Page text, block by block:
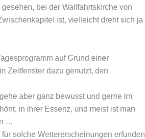
bei der Wallfahrtskirche von
ist, vielleicht dreht sich ja
auf Grund einer
Zeitfenster dazu genutzt, den
aber ganz bewusst und gerne im
in ihrer Essenz, und meist ist man
…
solche Wettererscheinungen erfunden